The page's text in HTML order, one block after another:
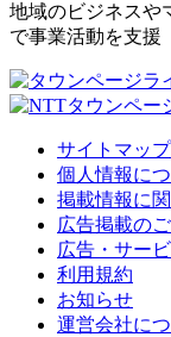
地域のビジネスや
で事業活動を支援
サイトマップ
個人情報に
掲載情報に
広告掲載の
広告・サー
利用規約
お知らせ
運営会社に